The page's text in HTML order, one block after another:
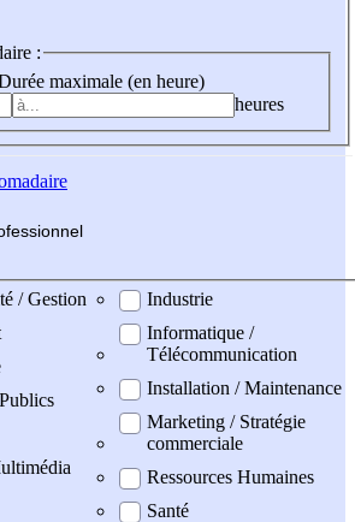
:
maximale (en heure)
heures
fessionnel
/ Gestion
Industrie
Informatique /
Télécommunication
Installation / Maintenance
Marketing / Stratégie
commerciale
Ressources Humaines
Santé